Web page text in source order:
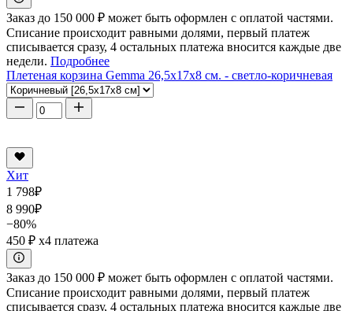
Заказ до 150 000 ₽ может быть оформлен с оплатой частями.
Списание происходит равными долями, первый платеж
списывается сразу, 4 остальных платежа вносится каждые две
недели. Подробнее
Плетеная корзина Gemma 26,5x17x8 см. - светло-коричневая
Хит
1 798₽
8 990₽
−80%
450 ₽ x4 платежа
Заказ до 150 000 ₽ может быть оформлен с оплатой частями.
Списание происходит равными долями, первый платеж
списывается сразу, 4 остальных платежа вносится каждые две